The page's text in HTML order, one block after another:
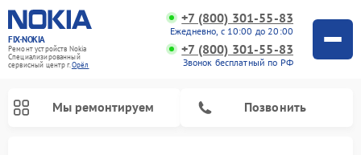
FIX-NOKIA
Ремонт устройств Nokia
Специализированный
cервисный центр г.Орёл
+7 (800) 301-55-83
Ежедневно, с 10:00 до 20:00
+7 (800) 301-55-83
Звонок бесплатный по РФ
Мы ремонтируем Позвонить